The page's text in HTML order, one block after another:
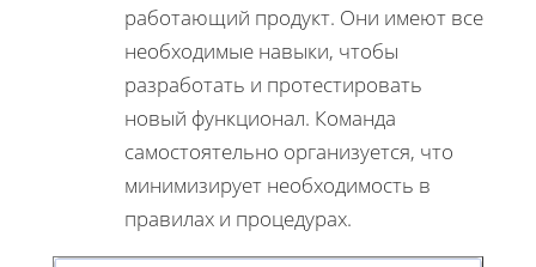
работающий продукт. Они имеют все
необходимые навыки, чтобы
разработать и протестировать
новый функционал. Команда
самостоятельно организуется, что
минимизирует необходимость в
правилах и процедурах.